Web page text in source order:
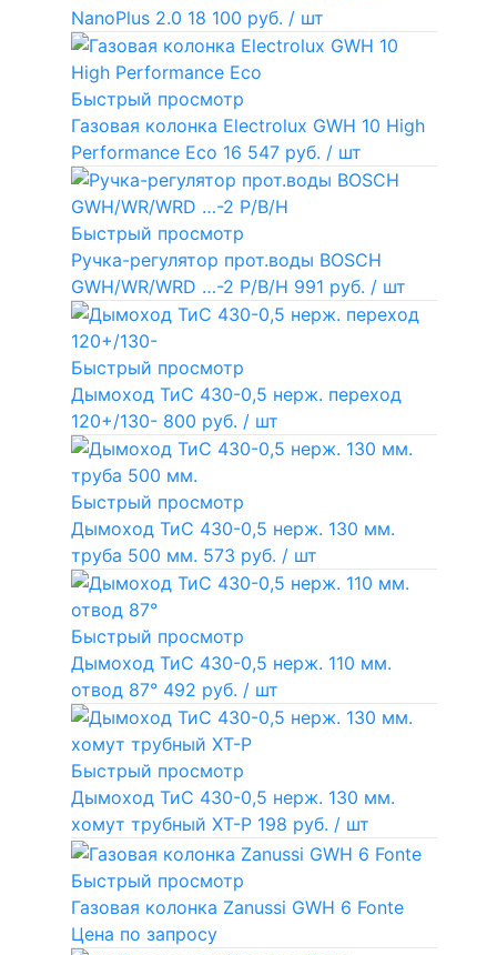
NanoPlus 2.0 18 100 руб. / шт
Быстрый просмотр
Газовая колонка Electrolux GWH 10 High
Performance Eco 16 547 руб. / шт
Быстрый просмотр
Ручка-регулятор прот.воды BOSCH
GWH/WR/WRD …-2 P/B/H 991 руб. / шт
Быстрый просмотр
Дымоход ТиС 430-0,5 нерж. переход
120+/130- 800 руб. / шт
Быстрый просмотр
Дымоход ТиС 430-0,5 нерж. 130 мм.
труба 500 мм. 573 руб. / шт
Быстрый просмотр
Дымоход ТиС 430-0,5 нерж. 110 мм.
отвод 87° 492 руб. / шт
Быстрый просмотр
Дымоход ТиС 430-0,5 нерж. 130 мм.
хомут трубный ХТ-Р 198 руб. / шт
Быстрый просмотр
Газовая колонка Zanussi GWH 6 Fonte
Цена по запросу